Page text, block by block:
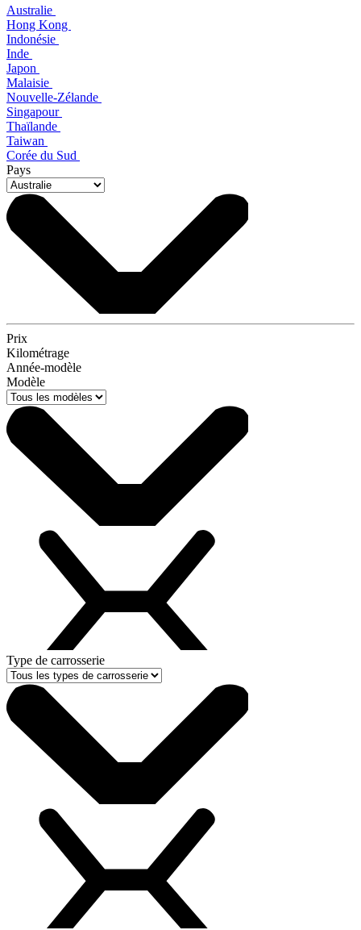
Australie
Hong Kong
Indonésie
Inde
Japon
Malaisie
Nouvelle-Zélande
Singapour
Thaïlande
Taiwan
Corée du Sud
Pays
Prix
Kilométrage
Année-modèle
Modèle
Type de carrosserie